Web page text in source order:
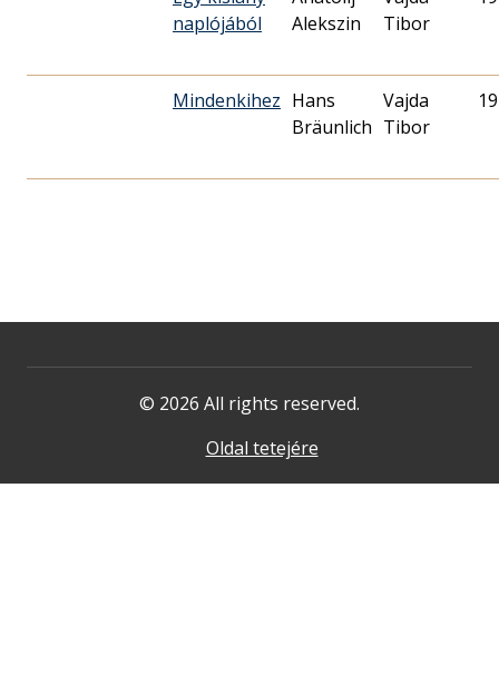
naplójából
Alekszin
Tibor
Mindenkihez Hans
Bräunlich
Vajda
Tibor
© 2026 All rights reserved.
Oldal tetejére